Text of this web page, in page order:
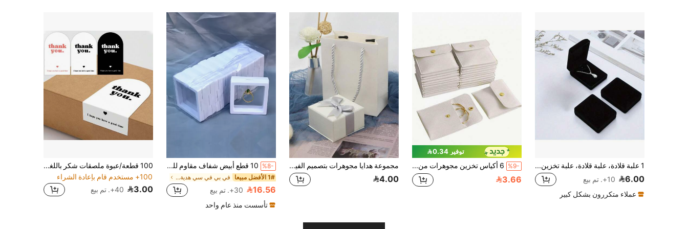
1 علبة قلادة، علبة قلادة، علبة تخزين المجوهرات، علبة تغليف هدية، علبة منظم المجوهرات، علبة تغليف هدية عيد الأم
6.00 10+. تم بيع
عملاء متكررون بشكل كبير
توفير 0.34
%9- 6 أكياس تخزين مجوهرات من الجلد الصناعي الأبيض، تصميم إغلاق بالكبس، أكياس هدايا فاخرة، مناسبة لتخزين الأقراط والقلائد والأساور والخواتم، مثالية للتخزين والتعبئة وديكور حفلات العزوبية وهدايا الزفاف وديكور الهالوين وديكور عيد الميلاد
3.66
مجموعة هدايا مجوهرات بتصميم الفيونكة على الطراز الكوري، صندوق تعبئة للأقراط والقلادة والأساور والخواتم، صندوق تخزين المجوهرات (المجوهرات غير مشمولة)، صناديق هدايا، ديكورات زفاف، هدايا زفاف، هدايا للضيوف، صناديق هدايا للعودة إلى المدرسة (ألوان عشوائية)
4.00
%8- 10 قطع أبيض شفاف مقاوم للغبار PE معلق متفاخر صندوق الى مجوهرات , خاتم , قلادة , اقراط تخزين
1# الأفضل مبيعا في بي في سي هدية صناديق التفاف
16.56 30+. تم بيع
تأسست منذ عام واحد
100 قطعة/عبوة ملصقات شكر باللغة الإنجليزية البسيطة، ختم طائرة وردية للطرود والهدايا والحفلات وزخرفة المخبوزات
100+ مستخدم قام بإعادة الشراء
3.00 40+. تم بيع